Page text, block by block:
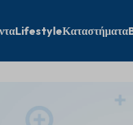
LifestyleΚαταστήματα